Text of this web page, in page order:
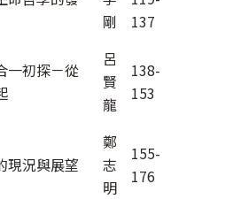
剛
137
一初探－從
呂
賢
龍
138-
153
現況與展望
鄭
志
明
155-
176